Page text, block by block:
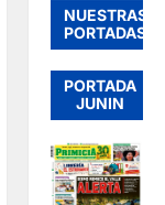
NUESTRAS
PORTADAS
PORTADA
JUNIN